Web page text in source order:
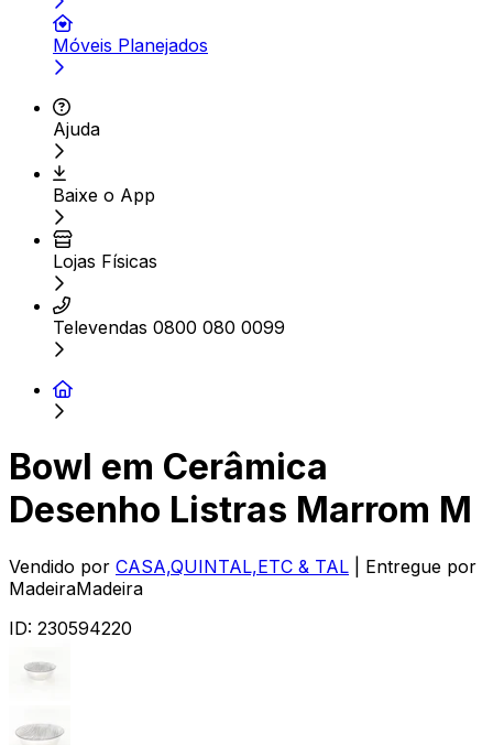
Móveis Planejados
Ajuda
Baixe o App
Lojas Físicas
Televendas 0800 080 0099
Bowl em Cerâmica
Desenho Listras Marrom M
Vendido por CASA,QUINTAL,ETC & TAL
| Entregue por
MadeiraMadeira
ID: 230594220